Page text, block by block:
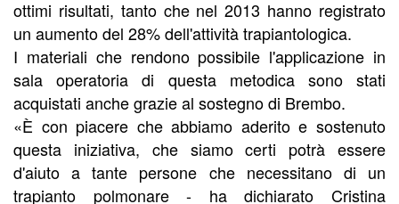
ottimi risultati, tanto che nel 2013 hanno registrato
un aumento del 28% dell'attività trapiantologica.
I materiali che rendono possibile l'applicazione in
sala operatoria di questa metodica sono stati
acquistati anche grazie al sostegno di Brembo.
«È con piacere che abbiamo aderito e sostenuto
questa iniziativa, che siamo certi potrà essere
d'aiuto a tante persone che necessitano di un
trapianto polmonare - ha dichiarato Cristina